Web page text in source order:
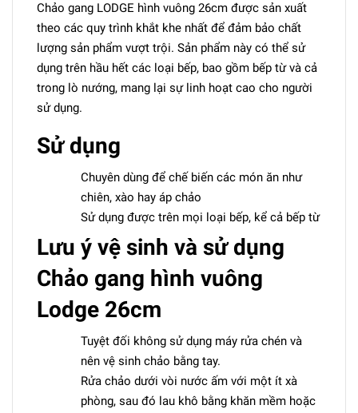
Chảo gang LODGE hình vuông 26cm được sản xuất
theo các quy trình khắt khe nhất để đảm bảo chất
lượng sản phẩm vượt trội. Sản phẩm này có thể sử
dụng trên hầu hết các loại bếp, bao gồm bếp từ và cả
trong lò nướng, mang lại sự linh hoạt cao cho người
sử dụng.
Sử dụng
Chuyên dùng để chế biến các món ăn như
chiên, xào hay áp chảo
Sử dụng được trên mọi loại bếp, kể cả bếp từ
Lưu ý vệ sinh và sử dụng
Chảo gang hình vuông
Lodge 26cm
Tuyệt đối không sử dụng máy rửa chén và
nên vệ sinh chảo bằng tay.
Rửa chảo dưới vòi nước ấm với một ít xà
phòng, sau đó lau khô bằng khăn mềm hoặc